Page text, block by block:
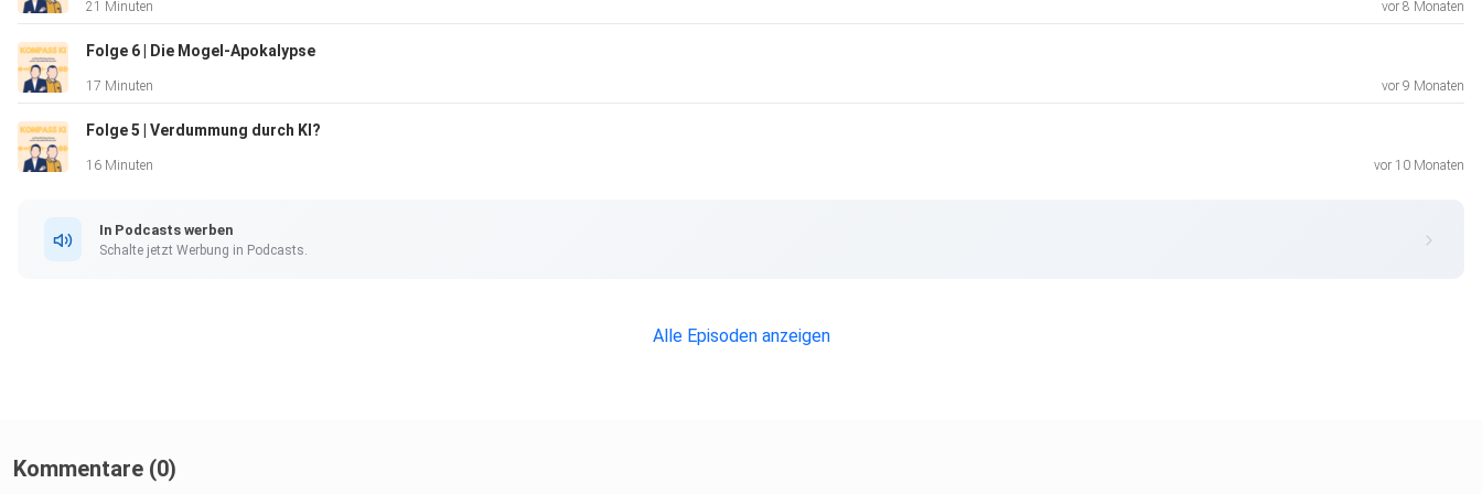
21 Minuten vor 8 Monaten
Folge 6 | Die Mogel-Apokalypse
17 Minuten vor 9 Monaten
Folge 5 | Verdummung durch KI?
16 Minuten vor 10 Monaten
In Podcasts werben
Schalte jetzt Werbung in Podcasts.
Alle Episoden anzeigen
Kommentare (0)